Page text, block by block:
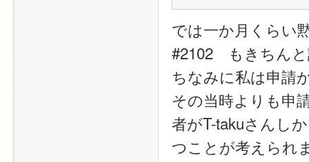
では一か月くらい
#2102　もきちん
ちなみに私は申請
その当時よりも申
者がT-takuさんし
つことが考えられ